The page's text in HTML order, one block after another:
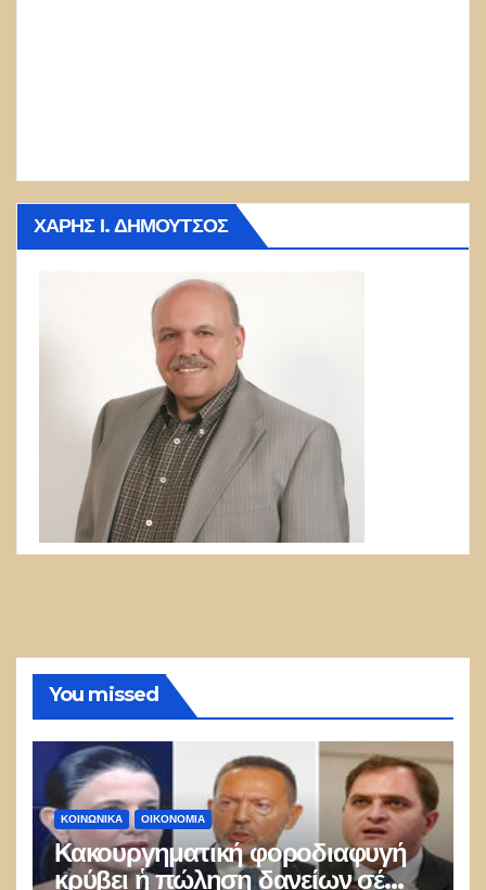
ΧΆΡΗΣ Ι. ΔΗΜΟΎΤΣΟΣ
You missed
ΚΟΙΝΩΝΙΚΑ ΟΙΚΟΝΟΜΙΑ
Κακουργηματική φοροδιαφυγή
κρύβει ἡ πώληση δανείων σέ